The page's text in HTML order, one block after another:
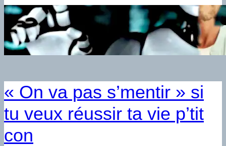
« On va pas s’mentir » si
tu veux réussir ta vie p’tit
con